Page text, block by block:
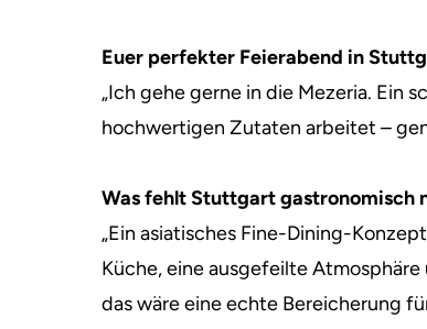
Euer perfekter Feierabend in
„Ich gehe gerne in die Mezeria. Ein
hochwertigen Zutaten arbeitet –
Was fehlt Stuttgart gastronomisch
„Ein asiatisches Fine-Dining-
Küche, eine ausgefeilte
das wäre eine echte Bereicherung